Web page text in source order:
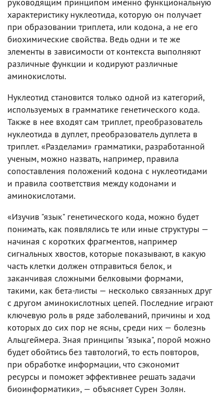
характеристику нуклеотида, которую он получает
при образовании триплета, или кодона, а не его
биохимические свойства. Ведь одни и те же
элементы в зависимости от контекста выполняют
различные функции и кодируют различные
аминокислоты.
Нуклеотид становится только одной из категорий,
используемых в грамматике генетического кода.
Также в нее входят сам триплет, преобразователь
нуклеотида в дуплет, преобразователь дуплета в
триплет. «Разделами» грамматики, разработанной
ученым, можно назвать, например, правила
сопоставления положений кодона с нуклеотидами
и правила соответствия между кодонами и
аминокислотами.
«Изучив "язык" генетического кода, можно будет
понимать, как появлялись те или иные структуры —
начиная с коротких фрагментов, например
сигнальных хвостов, которые показывают, в какую
часть клетки должен отправиться белок, и
заканчивая сложными белковыми формами,
такими, как бета-листы — несколько связанных друг
с другом аминокислотных цепей. Последние играют
ключевую роль в ряде заболеваний, причины и ход
которых до сих пор не ясны, среди них — болезнь
Альцгеймера. Зная принципы "языка", порой можно
будет обойтись без тавтологий, то есть повторов,
при обработке информации, что сэкономит
ресурсы и поможет эффективнее решать задачи
биоинформатики», — объясняет Сурен Золян.